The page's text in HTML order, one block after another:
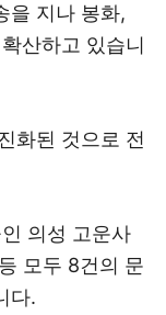
을 지나 봉화,
산하고 있습니
화된 것으로 전
의성 고운사
모두 8건의 문
다.